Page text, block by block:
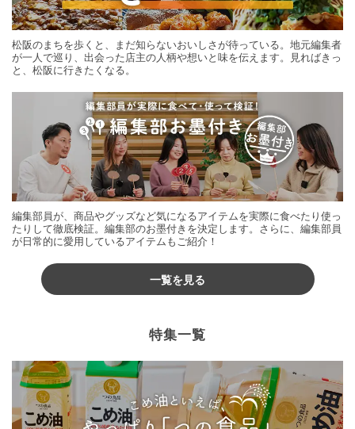
松阪のまちを歩くと、まだ知らないおいしさが待っている。地元編集者
が一人で巡り、出会った店主の人柄や想いと味を伝えます。見ればきっ
と、松阪に行きたくなる。
編集部員が、商品やグッズなど気になるアイテムを実際に食べたり使っ
たりして徹底検証。編集部のお墨付きを決定します。さらに、編集部員
が日常的に愛用しているアイテムもご紹介！
一覧を見る
特集一覧